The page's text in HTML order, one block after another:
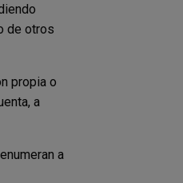
de otros
propia o
a
a